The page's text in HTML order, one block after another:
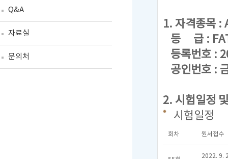
Q&A
자료실
문의처
1. 자격종목
등 급 : FAT
등록번호 :
공인번호 :
2. 시험일정
시험일정
회차 원서접수
2022. 9.